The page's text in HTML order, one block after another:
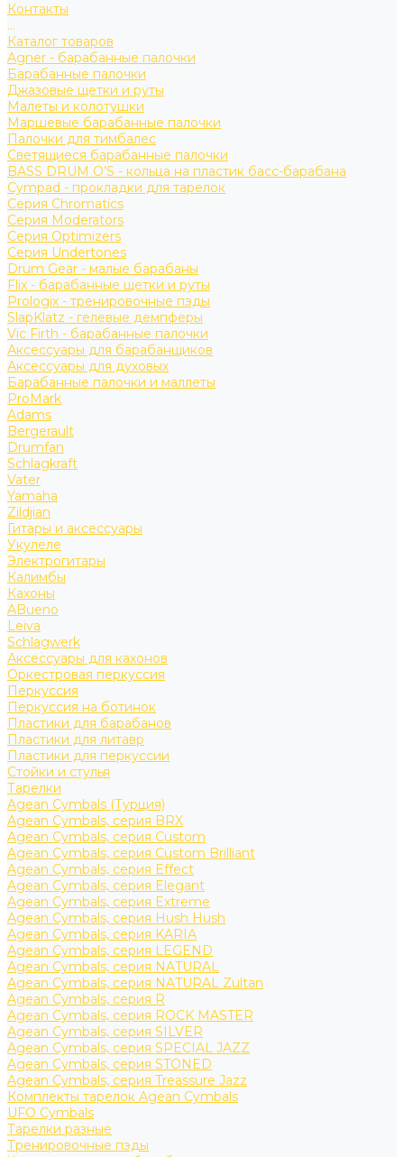
Контакты
...
Каталог товаров
Agner - барабанные палочки
Барабанные палочки
Джазовые щетки и руты
Малеты и колотушки
Маршевые барабанные палочки
Палочки для тимбалес
Светящиеся барабанные палочки
BASS DRUM O’S - кольца на пластик басс-барабана
Cympad - прокладки для тарелок
Серия Chromatics
Серия Moderators
Серия Optimizers
Серия Undertones
Drum Gear - малые барабаны
Flix - барабанные щетки и руты
Prologix - тренировочные пэды
SlapKlatz - гелевые демпферы
Vic Firth - барабанные палочки
Аксессуары для барабанщиков
Аксессуары для духовых
Барабанные палочки и маллеты
ProMark
Adams
Bergerault
Drumfan
Schlagkraft
Vater
Yamaha
Zildjian
Гитары и аксессуары
Укулеле
Электрогитары
Калимбы
Кахоны
ABueno
Leiva
Schlagwerk
Аксессуары для кахонов
Оркестровая перкуссия
Перкуссия
Перкуссия на ботинок
Пластики для барабанов
Пластики для литавр
Пластики для перкуссии
Стойки и стулья
Тарелки
Agean Cymbals (Турция)
Agean Cymbals, серия BRX
Agean Cymbals, серия Custom
Agean Cymbals, серия Custom Brilliant
Agean Cymbals, серия Effect
Agean Cymbals, серия Elegant
Agean Cymbals, серия Extreme
Agean Cymbals, серия Hush Hush
Agean Cymbals, серия KARIA
Agean Cymbals, серия LEGEND
Agean Cymbals, серия NATURAL
Agean Cymbals, серия NATURAL Zultan
Agean Cymbals, серия R
Agean Cymbals, серия ROCK MASTER
Agean Cymbals, серия SILVER
Agean Cymbals, серия SPECIAL JAZZ
Agean Cymbals, серия STONED
Agean Cymbals, серия Treassure Jazz
Комплекты тарелок Agean Cymbals
UFO Cymbals
Тарелки разные
Тренировочные пэды